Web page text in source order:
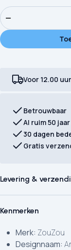
−
Voor 12.00
Betrouwbaar
Al ruim 50
30 dagen
Gratis
Levering &
Kenmerken
Merk: ZouZou
Designnaam: